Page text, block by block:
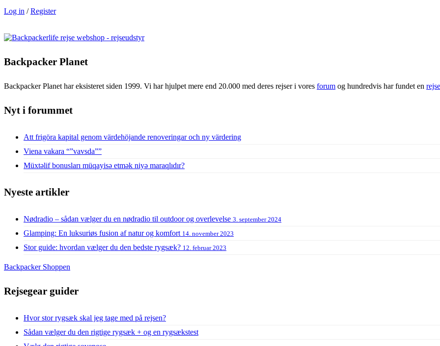
Log in /Register
Backpacker Planet
Backpacker Planet har eksisteret siden 1999. Vi har hjulpet mere end 20.000 med deres rejser i vores forum og hundredvis har fundet en
Nyt i forummet
Att frigöra kapital genom värdehöjande renoveringar och ny värdering
Viena vakara “”vavsda””
Müxtəlif bonusları müqayisə etmək niyə maraqlıdır?
Nyeste artikler
Nødradio – sådan vælger du en nødradio til outdoor og overlevelse 3. september 2024
Glamping: En luksuriøs fusion af natur og komfort 14. november 2023
Stor guide: hvordan vælger du den bedste rygsæk? 12. februar 2023
Backpacker Shoppen
Rejsegear guider
Hvor stor rygsæk skal jeg tage med på rejsen?
Sådan vælger du den rigtige rygsæk + og en rygsækstest